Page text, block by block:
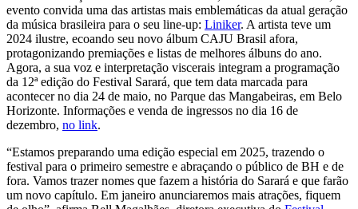
evento convida uma das artistas mais emblemáticas da atual geração
da música brasileira para o seu line-up: Liniker. A artista teve um
2024 ilustre, ecoando seu novo álbum CAJU Brasil afora,
protagonizando premiações e listas de melhores álbuns do ano.
Agora, a sua voz e interpretação viscerais integram a programação
da 12ª edição do Festival Sarará, que tem data marcada para
acontecer no dia 24 de maio, no Parque das Mangabeiras, em Belo
Horizonte. Informações e venda de ingressos no dia 16 de
dezembro, no link.
“Estamos preparando uma edição especial em 2025, trazendo o
festival para o primeiro semestre e abraçando o público de BH e de
fora. Vamos trazer nomes que fazem a história do Sarará e que farão
um novo capítulo. Em janeiro anunciaremos mais atrações, fiquem